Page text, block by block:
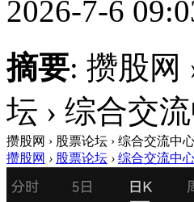
2026-7-6
摘要: 攒股网
坛 › 综合交
攒股网 › 股票论坛 › 综合交流中
攒股网 › 股票论坛 › 综合交流中